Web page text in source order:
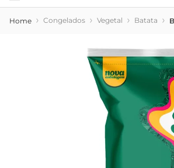
Congelados Vegetal Batata